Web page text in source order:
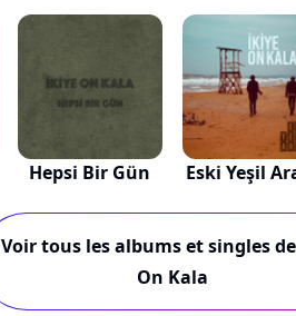
Hepsi Bir Gün Eski Yeşil
Voir tous les albums et singles
On Kala